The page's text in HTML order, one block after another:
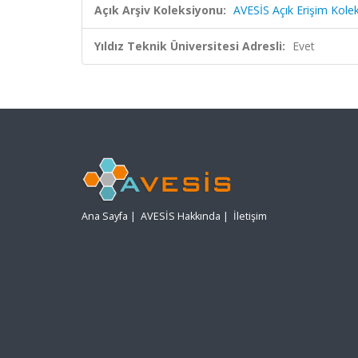
Açık Arşiv Koleksiyonu: AVESİS Açık Erişim
Yıldız Teknik Üniversitesi Adresli: Evet
Ana Sayfa | AVESİS Hakkında | İletişim